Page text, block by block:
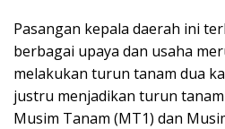
Pasangan kepala daerah ini
berbagai upaya dan usaha
melakukan turun tanam dua
justru menjadikan turun
Musim Tanam (MT1) dan